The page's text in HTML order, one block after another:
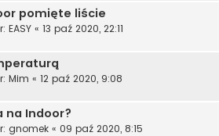
pomięte liście
EASY « 13 paź 2020, 22:11
Mim « 12 paź 2020, 9:08
na Indoor?
gnomek « 09 paź 2020, 8:15